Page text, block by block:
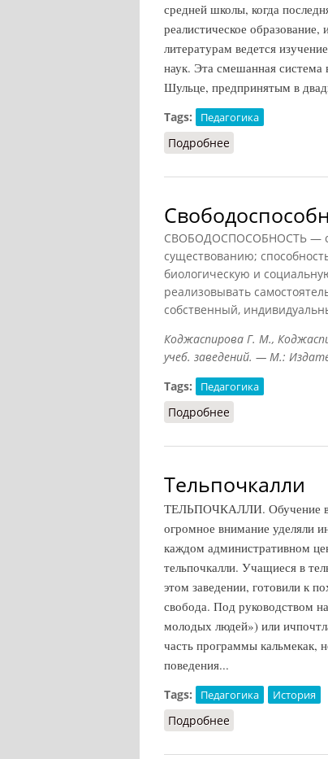
средней школы, когда
реалистическое
литературам ведется
наук. Эта смешанная система
Шульце, предпринятым в
Tags: Педагогика
Подробнее
СВОБОДОСПОСОБНОСТЬ —
существованию;
биологическую и
реализовывать
собственный,
Коджаспирова Г. М.,
учеб. заведений. — М.:
Tags:
Педагогика
Подробнее
Тельпочкалли
ТЕЛЬПОЧКАЛЛИ. Обучение в
огромное внимание уделяли
каждом административном
тельпочкалли. Учащиеся в
этом заведении, готовили к
свобода. Под руководством
молодых людей») или
часть программы кальмекак,
поведения...
Tags: Педагогика История
Подробнее